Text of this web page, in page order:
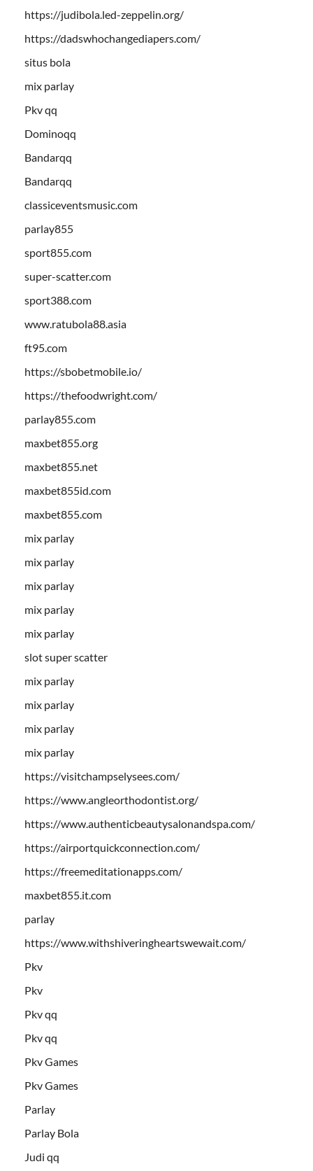
https://judibola.led-zeppelin.org/
https://dadswhochangediapers.com/
situs bola
mix parlay
Pkv qq
Dominoqq
Bandarqq
Bandarqq
classiceventsmusic.com
parlay855
sport855.com
super-scatter.com
sport388.com
www.ratubola88.asia
ft95.com
https://sbobetmobile.io/
https://thefoodwright.com/
parlay855.com
maxbet855.org
maxbet855.net
maxbet855id.com
maxbet855.com
mix parlay
mix parlay
mix parlay
mix parlay
mix parlay
slot super scatter
mix parlay
mix parlay
mix parlay
mix parlay
https://visitchampselysees.com/
https://www.angleorthodontist.org/
https://www.authenticbeautysalonandspa.com/
https://airportquickconnection.com/
https://freemeditationapps.com/
maxbet855.it.com
parlay
https://www.withshiveringheartswewait.com/
Pkv
Pkv
Pkv qq
Pkv qq
Pkv Games
Pkv Games
Parlay
Parlay Bola
Judi qq